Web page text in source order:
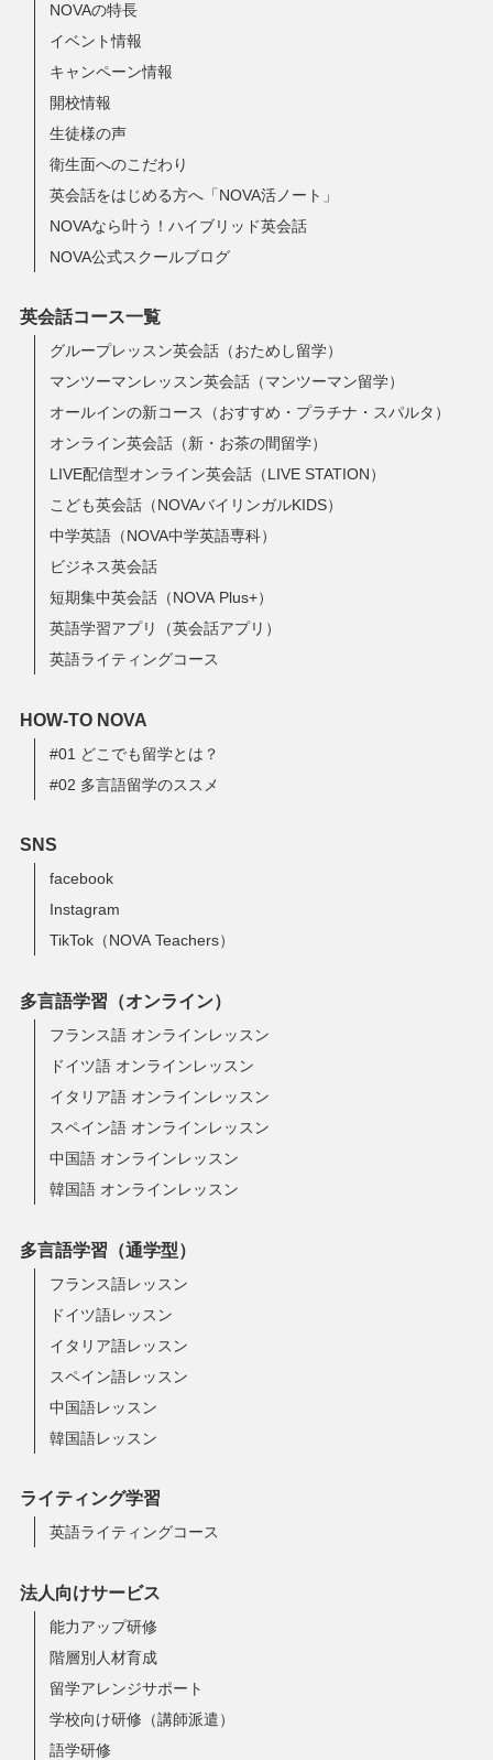
NOVAの特長
イベント情報
キャンペーン情報
開校情報
生徒様の声
衛生面へのこだわり
英会話をはじめる方へ「NOVA活ノート」
NOVAなら叶う！ハイブリッド英会話
NOVA公式スクールブログ
英会話コース一覧
グループレッスン英会話（おためし留学）
マンツーマンレッスン英会話（マンツーマン留学）
オールインの新コース（おすすめ・プラチナ・スパルタ）
オンライン英会話（新・お茶の間留学）
LIVE配信型オンライン英会話（LIVE STATION）
こども英会話（NOVAバイリンガルKIDS）
中学英語（NOVA中学英語専科）
ビジネス英会話
短期集中英会話（NOVA Plus+）
英語学習アプリ（英会話アプリ）
英語ライティングコース
HOW-TO NOVA
#01 どこでも留学とは？
#02 多言語留学のススメ
SNS
facebook
Instagram
TikTok（NOVA Teachers）
多言語学習（オンライン）
フランス語 オンラインレッスン
ドイツ語 オンラインレッスン
イタリア語 オンラインレッスン
スペイン語 オンラインレッスン
中国語 オンラインレッスン
韓国語 オンラインレッスン
多言語学習（通学型）
フランス語レッスン
ドイツ語レッスン
イタリア語レッスン
スペイン語レッスン
中国語レッスン
韓国語レッスン
ライティング学習
英語ライティングコース
法人向けサービス
能力アップ研修
階層別人材育成
留学アレンジサポート
学校向け研修（講師派遣）
語学研修